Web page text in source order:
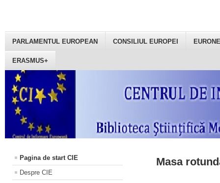
PARLAMENTUL EUROPEAN CONSILIUL EUROPEI
ERASMUS+
Pagina de start CIE
Despre CIE
Masa